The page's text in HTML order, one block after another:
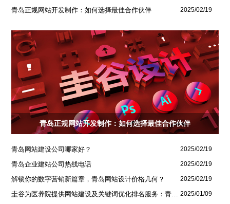
青岛正规网站开发制作：如何选择最佳合作伙伴 2025/02/19
青岛正规网站开发制作：如何选择最佳合作伙伴
青岛网站建设公司哪家好？ 2025/02/19
青岛企业建站公司热线电话 2025/02/19
解锁你的数字营销新篇章，青岛网站设计价格几何？ 2025/02/19
2025/01/09